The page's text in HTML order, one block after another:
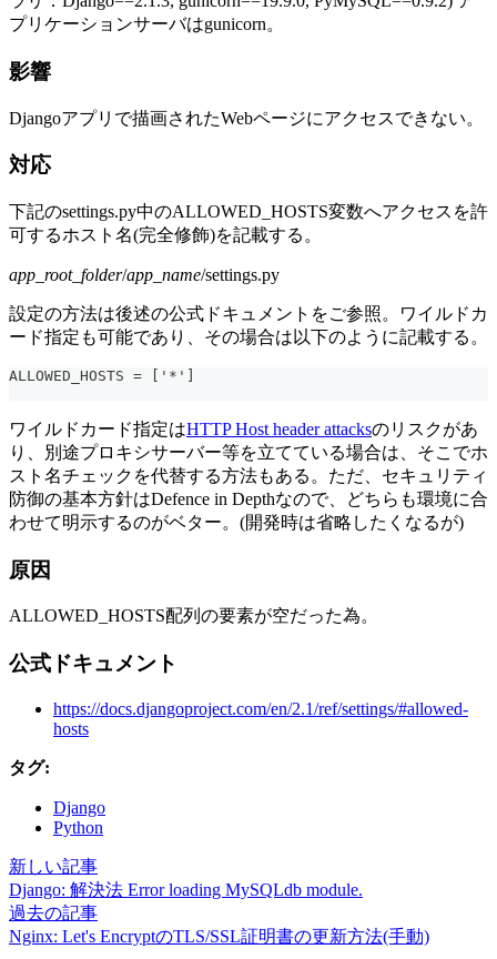
プリケーションサーバはgunicorn。
影響
Djangoアプリで描画されたWebページにアクセスできない。
対応
下記のsettings.py中のALLOWED_HOSTS変数へアクセスを許
可するホスト名(完全修飾)を記載する。
app_root_folder/app_name/settings.py
設定の方法は後述の公式ドキュメントをご参照。ワイルドカ
ード指定も可能であり、その場合は以下のように記載する。
ALLOWED_HOSTS = ['*']
ワイルドカード指定はHTTP Host header attacksのリスクがあ
り、別途プロキシサーバー等を立てている場合は、そこでホ
スト名チェックを代替する方法もある。ただ、セキュリティ
防御の基本方針はDefence in Depthなので、どちらも環境に合
わせて明示するのがベター。(開発時は省略したくなるが)
原因
ALLOWED_HOSTS配列の要素が空だった為。
公式ドキュメント
https://docs.djangoproject.com/en/2.1/ref/settings/#allowed-
hosts
タグ:
Django
Python
新しい記事
Django: 解決法 Error loading MySQLdb module.
過去の記事
Nginx: Let's EncryptのTLS/SSL証明書の更新方法(手動)